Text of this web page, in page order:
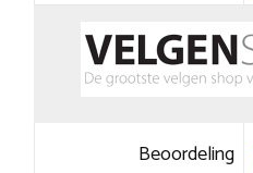
Beoordeling